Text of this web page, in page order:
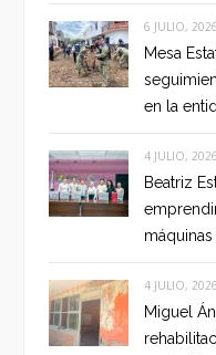
6 JULIO, 2026
Mesa
en la
4 JULIO, 2026
Beatriz
4 JULIO, 2026
Miguel